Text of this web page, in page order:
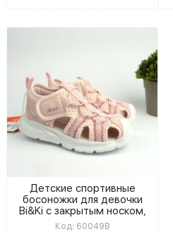
Детские спортивные
босоножки для девочки
Bi&Ki с закрытым носком,
розовые сандалии
Код: 60049B